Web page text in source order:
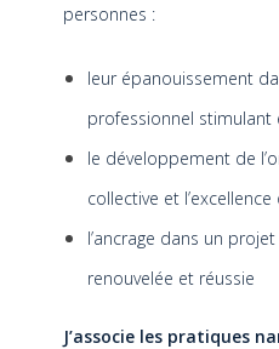
personnes :
leur épanouissement
professionnel
le développement de
collective et
l’ancrage dans un
renouvelée et réussie
J’associe les pratiques